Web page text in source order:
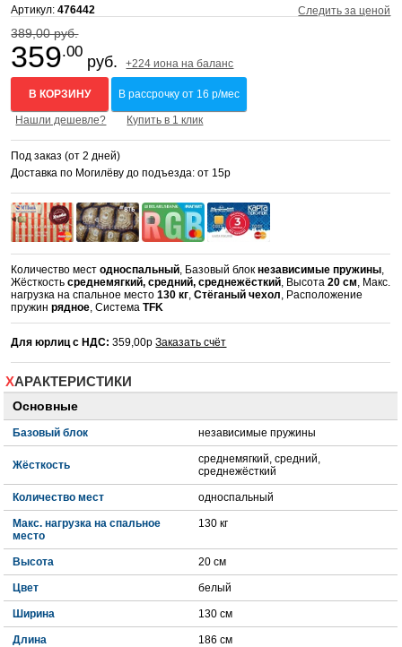
Артикул:476442 Следить за ценой
389,00 руб.
359.00
руб. +224 иона на баланс
В КОРЗИНУ В рассрочку от 16 р/мес
Нашли дешевле? Купить в 1 клик
Под заказ (от 2 дней)
Доставка по Могилёву до подъезда: от 15р
Количество местодноспальный, Базовый блокнезависимые пружины,
Жёсткостьсреднемягкий, средний, среднежёсткий, Высота20 см, Макс.
нагрузка на спальное место130 кг,Стёганый чехол, Расположение
пружинрядное, СистемаTFK
Для юрлиц с НДС: 359,00рЗаказать счёт
ХАРАКТЕРИСТИКИ
Основные
Базовый блок независимые пружины
Жёсткость
среднемягкий, средний,
среднежёсткий
Количество мест односпальный
Макс. нагрузка на спальное
место
130 кг
Высота 20 см
Цвет белый
Ширина 130 см
Длина 186 см